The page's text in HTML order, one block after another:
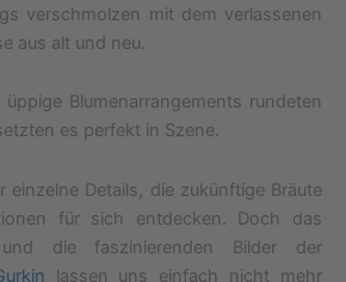
verschmolzen mit dem verlassenen
aus alt und neu.
Blumenarrangements rundeten
es perfekt in Szene.
einzelne Details, die zukünftige Bräute
für sich entdecken. Doch das
und die faszinierenden Bilder der
lassen uns einfach nicht mehr